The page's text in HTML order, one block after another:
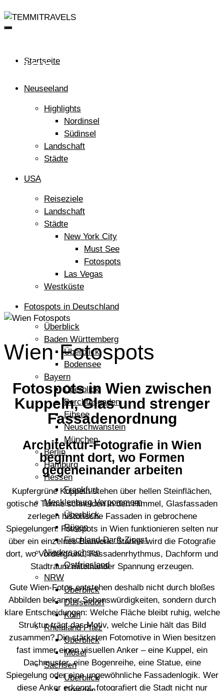
ZEIGE
DIR
WELTStartseite
Neuseeland
Highlights
Nordinsel
Südinsel
Landschaft
Städte
USA
Reiseziele
Landschaft
Städte
New York City
Must See
Fotospots
Las Vegas
Westküste
Fotospots in Deutschland
Überblick
Baden Württemberg
Überblick
Bodensee
Bayern
Überblick
Berchtesgaden
Eibsee
Neuschwanstein
München
Berlin
Hamburg
Hessen
Frankfurt
Mecklenburg Vorpommern
Überblick
Rügen
Fischland-Darß-Zingst
Niedersachsen
Ostfriesland
NRW
Überblick
Düsseldorf
Köln
Rheinland Pfalz
Überblick
Mosel
Sachsen
Überblick
Wien Fotospots
Wien Fotospots
Fotospots in Wien zwischen
Kuppeln, Glas und strenger
Fassadenordnung
Architektur-Fotografie in Wien
beginnt dort, wo Formen
gegeneinander arbeiten
Kupfergrüne Kuppeln stehen über hellen Steinflächen,
gotische Türme schneiden in den Himmel, Glasfassaden
zerlegen historische Fassaden in gebrochene
Spiegelungen. Fotospots in Wien funktionieren selten nur
über ein einzelnes Bauwerk. Stärker wird die Fotografie
dort, wo Vordergrund, Fassadenrhythmus, Dachform und
Stadtraum miteinander Spannung erzeugen.
Gute Wien-Fotos entstehen deshalb nicht durch bloßes
Abbilden bekannter Sehenswürdigkeiten, sondern durch
klare Entscheidungen: Welche Fläche bleibt ruhig, welche
Struktur trägt das Motiv, welche Linie hält das Bild
zusammen? Die stärksten Fotomotive in Wien besitzen
fast immer einen visuellen Anker – eine Kuppel, ein
Dachmuster, eine Bogenreihe, eine Statue, eine
Spiegelung oder eine ungewöhnliche Fassadenlogik. Wer
diese Anker erkennt, fotografiert die Stadt nicht nur